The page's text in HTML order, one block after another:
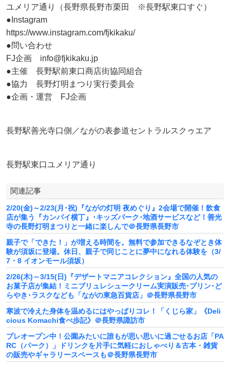
ユメリア通り（長野県長野市栗田 ※長野駅東口すぐ）
●Instagram
https://www.instagram.com/fjkikaku/
●問い合わせ
FJ企画 info@fjkikaku.jp
●主催 長野駅前東口商店街協同組合
●協力 長野灯明まつり実行委員会
●企画・運営 FJ企画
長野駅善光寺口側／ながの表参道セントラルスクゥエア
長野駅東口ユメリア通り
関連記事
2/20(金)～2/23(月･祝)『ながの灯明 夜めぐり』2会場で開催！飲食
店が集う『カンパイ横丁』･キッズパーク･地酒サービスなど！善光
寺の長野灯明まつりと一緒に楽しんで＠長野県長野市
親子で「できた！」が増える時間を。無料で参加できるなぞとき体
験が須坂に登場。休日、親子で同じことに夢中になれる体験を（3/
7・8 イオンモール須坂）
2/26(木)～3/15(日)『デザートマニアコレクション』全国の人気の
お菓子店が集結！ミニブリュレシュークリーム実演販売･プリン･ど
らやき･ラスクなども「ながの東急百貨店」＠長野県長野市
寒波で冷えた身体を温めるにはやっぱりコレ！「くじら家」《Deli
cious Komachi食べ歩記》＠長野県諏訪市
プレオープン中！公園みたいに誰もが思い思いに過ごせるお店「PA
RC（パーク）」ドリンクを片手に気軽におしゃべり＆古本・雑貨
の販売やギャラリースペースも＠長野県長野市